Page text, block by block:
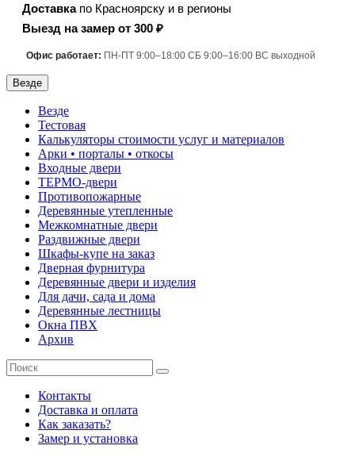
Доставкапо Красноярску и в регионы
Выезд на замер от 300 ₽
Офис работает: ПН-ПТ 9:00–18:00 СБ 9:00–16:00 ВС выходной
Везде
Везде
Тестовая
Калькуляторы стоимости услуг и материалов
Арки • порталы • откосы
Входные двери
ТЕРМО-двери
Противопожарные
Деревянные утепленные
Межкомнатные двери
Раздвижные двери
Шкафы-купе на заказ
Дверная фурнитура
Деревянные двери и изделия
Для дачи, сада и дома
Деревянные лестницы
Окна ПВХ
Архив
Контакты
Доставка и оплата
Как заказать?
Замер и установка